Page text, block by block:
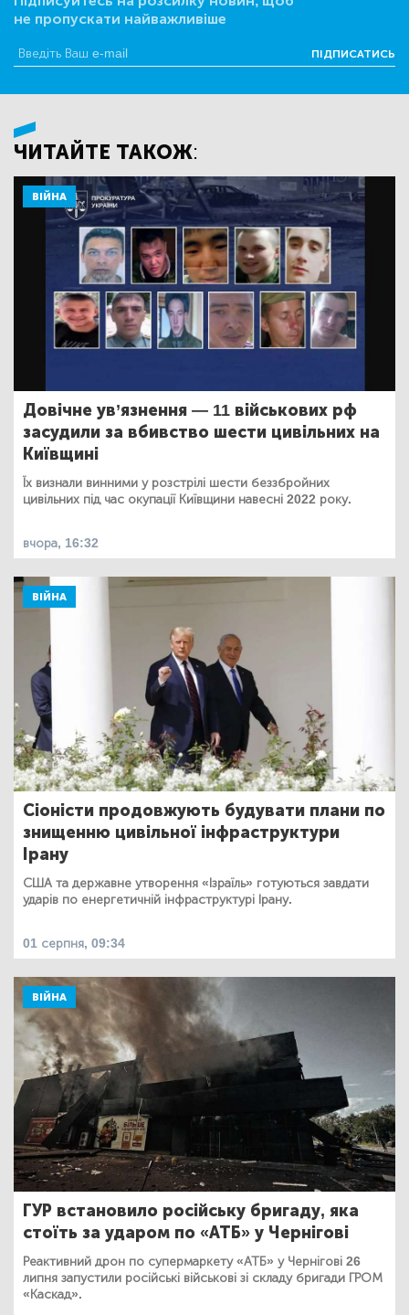
не пропускати найважливіше
ПІДПИСАТИСЬ
ЧИТАЙТЕ ТАКОЖ:
ВІЙНА
Довічне ув’язнення — 11 військових рф
засудили за вбивство шести цивільних на
Київщині
Їх визнали винними у розстрілі шести беззбройних
цивільних під час окупації Київщини навесні 2022 року.
вчора, 16:32
ВІЙНА
Сіоністи продовжують будувати плани по
знищенню цивільної інфраструктури
Ірану
США та державне утворення «Ізраїль» готуються завдати
ударів по енергетичній інфраструктурі Ірану.
01 серпня, 09:34
ВІЙНА
ГУР встановило російську бригаду, яка
стоїть за ударом по «АТБ» у Чернігові
Реактивний дрон по супермаркету «АТБ» у Чернігові 26
липня запустили російські військові зі складу бригади ГРОМ
«Каскад».